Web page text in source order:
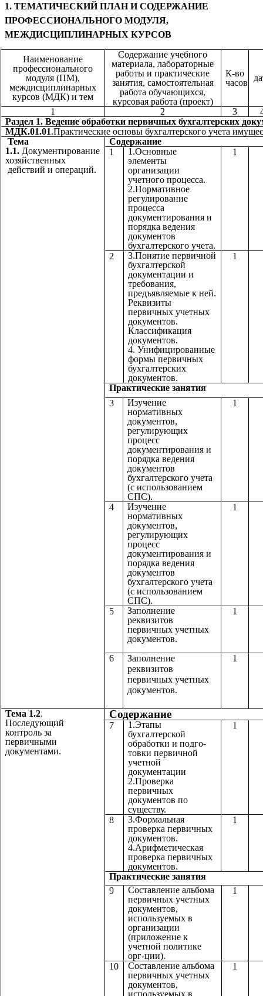
1. ТЕМАТИЧЕСКИЙ ПЛАН И СОДЕРЖАНИЕ
ПРОФЕССИОНАЛЬНОГО МОДУЛЯ,
МЕЖДИСЦИПЛИНАРНЫХ КУРСОВ
Наименование
профессионального
модуля (ПМ),
междисциплинарных
курсов (МДК) и тем
Содержание учебного
материала, лабораторные
работы и практические
занятия, самостоятельная
работа обучающихся,
курсовая работа (проект)
К-во
часов
1 2 3
Раздел 1. Ведение обработки первичных бухгалтерских
МДК.01.01.Практические основы бухгалтерского учета
Тема
1.1. Документирование
хозяйственных
действий и операций.
1
1.Основные
элементы
организации
учетного процесса.
2.Нормативное
регулирование
процесса
документирования и
порядка ведения
документов
бухгалтерского учета.
1
2
3.Понятие первичной
бухгалтерской
документации и
требования,
предъявляемые к ней.
Реквизиты
первичных учетных
документов.
Классификация
документов.
4. Унифицированные
формы первичных
бухгалтерских
документов.
1
Практические
3
Изучение
нормативных
документов,
регулирующих
процесс
документирования и
порядка ведения
документов
бухгалтерского учета
(с использованием
СПС).
1
4
Изучение
нормативных
документов,
регулирующих
процесс
документирования и
порядка ведения
документов
бухгалтерского учета
(с использованием
СПС).
1
5
Заполнение
реквизитов
первичных учетных
документов.
1
6
Заполнение
реквизитов
первичных учетных
документов.
1
Тема 1.2.
Последующий
контроль за
первичными
документами.
7
1.Этапы
бухгалтерской
обработки и подго-
товки первичной
учетной
документации
2.Проверка
первичных
документов по
существу.
1
8
3.Формальная
проверка первичных
документов.
4.Арифметическая
проверка первичных
документов.
1
Практические
9
Составление альбома
первичных учетных
документов,
используемых в
организации
(приложение к
учетной политике
орг-ции).
1
10
Составление альбома
первичных учетных
документов,
1